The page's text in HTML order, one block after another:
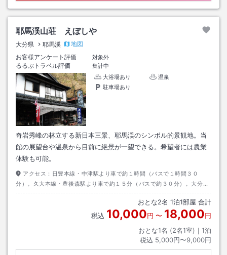
耶馬渓山荘 えぼしや
大分県 耶馬溪
地図
お客様アンケート評価
対象外
るるぶトラベル評価
集計中
大浴場あり
温泉
駐車場あり
奇岩秀峰の林立する新日本三景、耶馬渓のシンボル的景観地。当
館の展望台や温泉から目前に絶景が一望できる。希望者には農業
体験も可能。
アクセス： 日豊本線・中津駅より車で約１時間（バスで１時間３０
分）。久大本線・豊後森駅より車で約１５分（バスで約３０分）。大分自
動車道・玖珠インターより車で約１５分程度。
おとな2名 1泊1部屋 合計
税込 10,000円 〜 18,000円
おとな1名 (2名1室)｜ 1泊
税込 5,000円〜9,000円